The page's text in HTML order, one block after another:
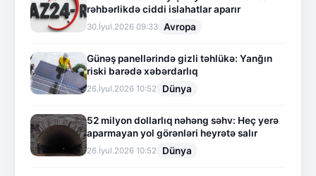
rəhbərlikdə ciddi islahatlar aparır
30.İyul.2026 09:33 Avropa
Günəş panellərində gizli təhlükə: Yanğın
riski barədə xəbərdarlıq
26.İyul.2026 10:52 Dünya
52 milyon dollarlıq nəhəng səhv: Heç yerə
aparmayan yol görənləri heyrətə salır
26.İyul.2026 10:52 Dünya